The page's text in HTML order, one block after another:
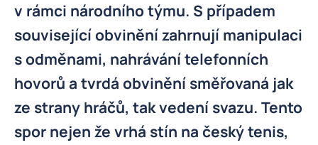
v rámci národního týmu. S případem
související obvinění zahrnují manipulaci
s odměnami, nahrávání telefonních
hovorů a tvrdá obvinění směřovaná jak
ze strany hráčů, tak vedení svazu. Tento
spor nejen že vrhá stín na český tenis,